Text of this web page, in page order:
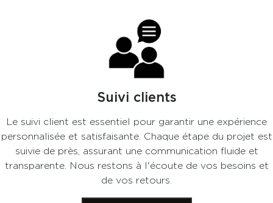
Suivi clients
Le suivi client est essentiel pour garantir une expérience
personnalisée et satisfaisante. Chaque étape du projet est
suivie de près, assurant une communication fluide et
transparente. Nous restons à l'écoute de vos besoins et
de vos retours.